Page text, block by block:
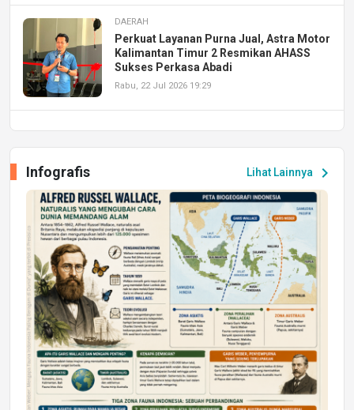
DAERAH
Perkuat Layanan Purna Jual, Astra Motor
Kalimantan Timur 2 Resmikan AHASS
Sukses Perkasa Abadi
Rabu, 22 Jul 2026 19:29
Peluang Kerja dan Magang
Jumat, 17 Jul 2026 22:30
DAERAH
Astra Motor Kalimantan Timur 2 Dukung
Mahasiswa Samarinda dalam Astra
Honda SDGs Future Leaders 2026
Jumat, 10 Jul 2026 19:01
Lihat Lainnya chevron_right
Infografis